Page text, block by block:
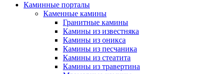
Каминные порталы
Каменные камины
Гранитные камины
Камины из известняка
Камины из оникса
Камины из песчаника
Камины из стеатита
Камины из травертина